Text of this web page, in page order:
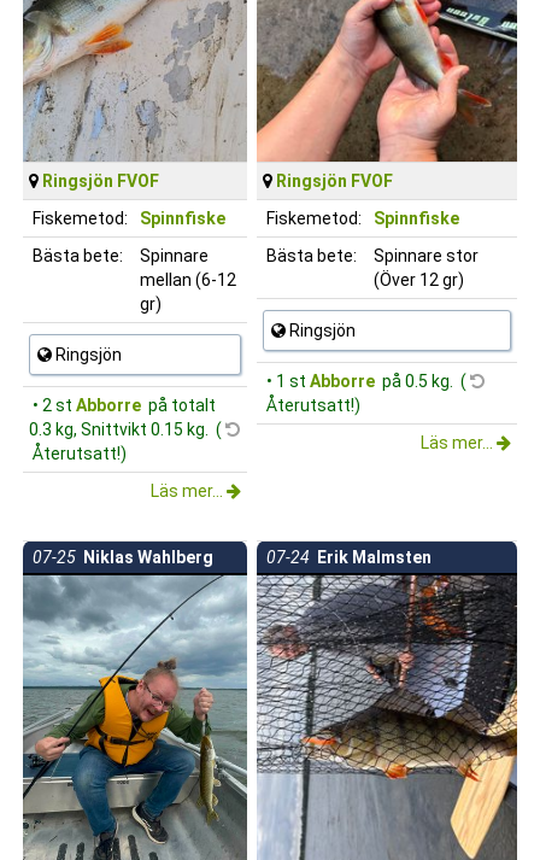
Ringsjön FVOF
Fiskemetod:
Spinnfiske
Bästa bete:
Spinnare
mellan (6-12
gr)
Ringsjön
• 2 st Abborre på totalt
0.3 kg, Snittvikt 0.15 kg. (
Återutsatt!)
Läs mer...
Ringsjön FVOF
Fiskemetod:
Spinnfiske
Bästa bete:
Spinnare stor
(Över 12 gr)
Ringsjön
• 1 st Abborre på 0.5 kg. (
Återutsatt!)
Läs mer...
07-25 Niklas Wahlberg 07-24 Erik Malmsten